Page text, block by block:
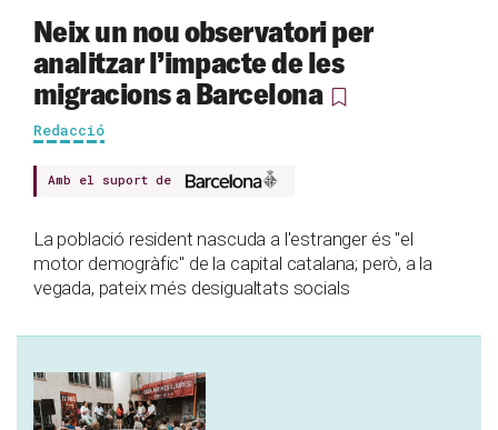
Neix un nou observatori per
analitzar l’impacte de les
migracions a Barcelona
Redacció
Amb el suport de
La població resident nascuda a l'estranger és "el
motor demogràfic" de la capital catalana; però, a la
vegada, pateix més desigualtats socials